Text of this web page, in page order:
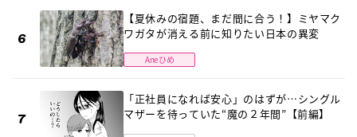
【夏休みの宿題、まだ間に合う！】ミヤマク
ワガタが消える前に知りたい日本の異変
Aneひめ
「正社員になれば安心」のはずが…シングル
マザーを待っていた“魔の２年間”【前編】